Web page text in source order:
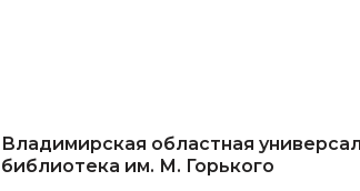
Владимирская областная
библиотека им. М. Горького